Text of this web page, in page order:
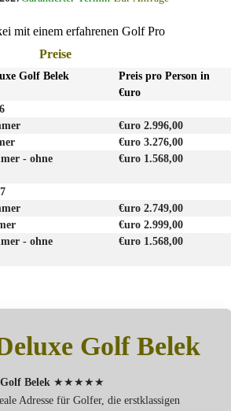
Preise
Golf Belek
Preis pro Person in
€uro
€uro 2.996,00
€uro 3.276,00
- ohne
€uro 1.568,00
€uro 2.749,00
€uro 2.999,00
- ohne
€uro 1.568,00
Golf Belek
Belek ★★★★★
Adresse für Golfer, die erstklassigen